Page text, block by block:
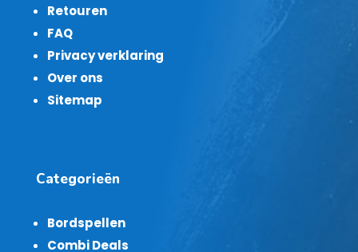
Retouren
FAQ
Privacy verklaring
Over ons
Sitemap
Categorieën
Bordspellen
Combi Deals